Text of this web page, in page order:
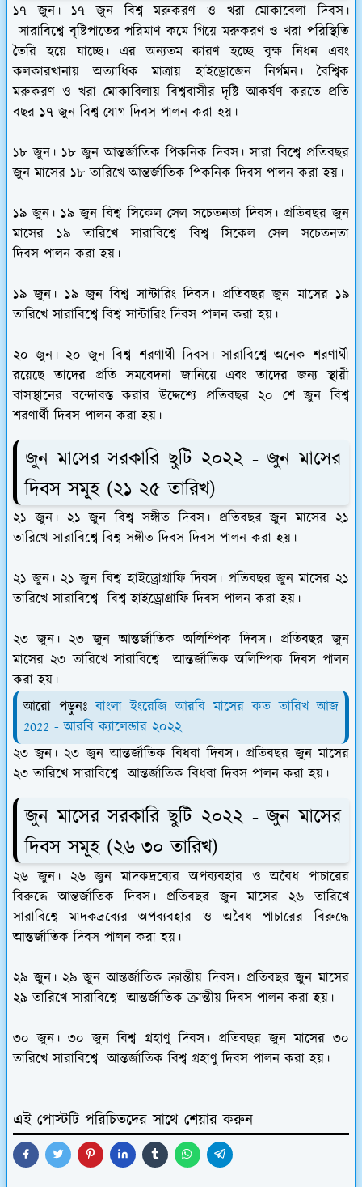
১৭ জুন।১৭ জুন বিশ্ব মরুকরণ ও খরা মোকাবেলা দিবস ।
সারাবিশ্বে বৃষ্টিপাতের পরিমাণ কমে গিয়ে মরুকরণ ও খরা পরিস্থিতি
তৈরি হয়ে যাচ্ছে। এর অন্যতম কারণ হচ্ছে বৃক্ষ নিধন এবং
কলকারখানায় অত্যাধিক মাত্রায় হাইড্রোজেন নির্গমন। বৈশ্বিক
মরুকরণ ও খরা মোকাবিলায় বিশ্ববাসীর দৃষ্টি আকর্ষণ করতে প্রতি
বছর ১৭ জুন বিশ্ব যোগ দিবস পালন করা হয়।
১৮ জুন। ১৮ জুন আন্তর্জাতিক পিকনিক দিবস । সারা বিশ্বে প্রতিবছর
জুন মাসের ১৮ তারিখে আন্তর্জাতিক পিকনিক দিবস পালন করা হয়।
১৯ জুন।১৯ জুন বিশ্ব সিকেল সেল সচেতনতা দিবস। প্রতিবছর জুন
মাসের ১৯ তারিখে সারাবিশ্বে বিশ্ব সিকেল সেল সচেতনতা
দিবস পালন করা হয়।
১৯ জুন। ১৯ জুন বিশ্ব সান্টারিং দিবস। প্রতিবছর জুন মাসের ১৯
তারিখে সারাবিশ্বে বিশ্ব সান্টারিং দিবস পালন করা হয়।
২০ জুন।২০ জুন বিশ্ব শরণার্থী দিবস। সারাবিশ্বে অনেক শরণার্থী
রয়েছে তাদের প্রতি সমবেদনা জানিয়ে এবং তাদের জন্য স্থায়ী
বাসস্থানের বন্দোবস্ত করার উদ্দেশ্যে প্রতিবছর ২০ শে জুন বিশ্ব
শরণার্থী দিবস পালন করা হয়।
জুন মাসের সরকারি ছুটি ২০২২ - জুন মাসের
দিবস সমূহ (২১-২৫ তারিখ)
২১ জুন। ২১ জুন বিশ্ব সঙ্গীত দিবস। প্রতিবছর জুন মাসের ২১
তারিখে সারাবিশ্বে বিশ্ব সঙ্গীত দিবস দিবস পালন করা হয়।
২১ জুন। ২১ জুন বিশ্ব হাইড্রোগ্রাফি দিবস। প্রতিবছর জুন মাসের ২১
তারিখে সারাবিশ্বে বিশ্ব হাইড্রোগ্রাফি দিবস পালন করা হয়।
২৩ জুন। ২৩ জুন আন্তর্জাতিক অলিম্পিক দিবস । প্রতিবছর জুন
মাসের ২৩ তারিখে সারাবিশ্বে আন্তর্জাতিক অলিম্পিক দিবস পালন
করা হয়।
আরো পড়ুনঃবাংলা ইংরেজি আরবি মাসের কত তারিখ আজ
2022 - আরবি ক্যালেন্ডার ২০২২
২৩ জুন।২৩ জুন আন্তর্জাতিক বিধবা দিবস । প্রতিবছর জুন মাসের
২৩ তারিখে সারাবিশ্বে আন্তর্জাতিক বিধবা দিবস পালন করা হয়।
জুন মাসের সরকারি ছুটি ২০২২ - জুন মাসের
দিবস সমূহ (২৬-৩০ তারিখ)
২৬ জুন। ২৬ জুন মাদকদ্রব্যের অপব্যবহার ও অবৈধ পাচারের
বিরুদ্ধে আন্তর্জাতিক দিবস । প্রতিবছর জুন মাসের ২৬ তারিখে
সারাবিশ্বে মাদকদ্রব্যের অপব্যবহার ও অবৈধ পাচারের বিরুদ্ধে
আন্তর্জাতিক দিবস পালন করা হয়।
২৯ জুন।২৯ জুন আন্তর্জাতিক ক্রান্তীয় দিবস । প্রতিবছর জুন মাসের
২৯ তারিখে সারাবিশ্বে আন্তর্জাতিক ক্রান্তীয় দিবস পালন করা হয়।
৩০ জুন।৩০ জুন বিশ্ব গ্রহাণু দিবস। প্রতিবছর জুন মাসের ৩০
তারিখে সারাবিশ্বে আন্তর্জাতিক বিশ্ব গ্রহাণু দিবস পালন করা হয়।
এই পোস্টটি পরিচিতদের সাথে শেয়ার করুন